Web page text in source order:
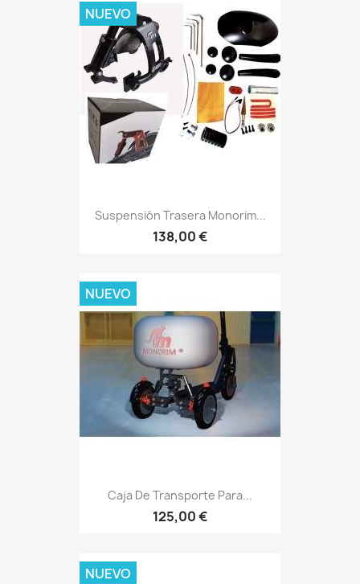
Suspensión Trasera Monorim...
138,00 €
NUEVO
Caja De Transporte Para...
125,00 €
NUEVO
NUEVO